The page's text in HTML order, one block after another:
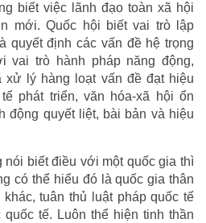
biết việc lãnh đạo toàn xã hội
mới. Quốc hội biết vai trò lập
quyết định các vấn đề hệ trọng
vai trò hành pháp năng động,
xử lý hàng loạt vấn đề đạt hiệu
phát triển, văn hóa-xã hội ổn
động quyết liệt, bài bản và hiệu
nói biết điều với một quốc gia thì
có thể hiểu đó là quốc gia thân
tuân thủ luật pháp quốc tế
tế. Luôn thể hiện tinh thần